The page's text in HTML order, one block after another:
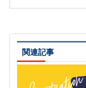
関連記事